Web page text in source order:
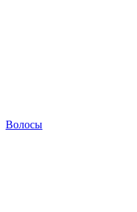
Волосы